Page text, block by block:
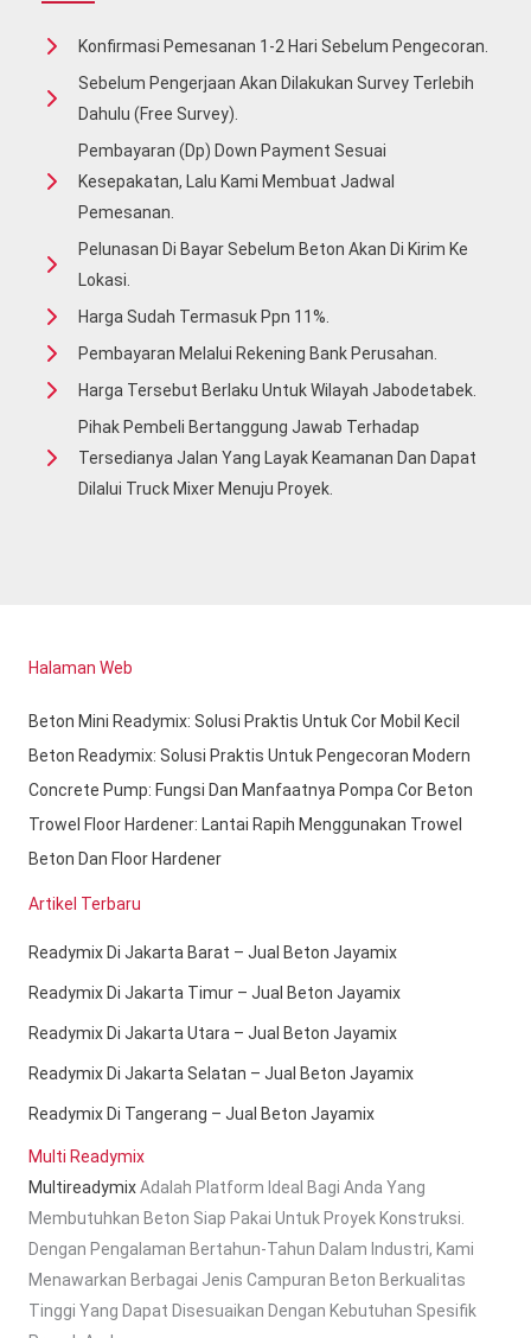
Konfirmasi Pemesanan 1-2 Hari Sebelum Pengecoran.
Sebelum Pengerjaan Akan Dilakukan Survey Terlebih
Dahulu (free Survey).
Pembayaran (Dp) Down Payment Sesuai
Kesepakatan, Lalu Kami Membuat Jadwal
Pemesanan.
Pelunasan Di Bayar Sebelum Beton Akan Di Kirim Ke
Lokasi.
Harga Sudah Termasuk Ppn 11%.
Pembayaran Melalui Rekening Bank Perusahan.
Harga Tersebut Berlaku Untuk Wilayah Jabodetabek.
Pihak Pembeli Bertanggung Jawab Terhadap
Tersedianya Jalan Yang Layak Keamanan Dan Dapat
Dilalui Truck Mixer Menuju Proyek.
Halaman Web
Beton Mini Readymix: Solusi Praktis Untuk Cor Mobil Kecil
Beton Readymix: Solusi Praktis Untuk Pengecoran Modern
Concrete Pump: Fungsi Dan Manfaatnya Pompa Cor Beton
Trowel Floor Hardener: Lantai Rapih Menggunakan Trowel
Beton Dan Floor Hardener
Artikel Terbaru
Readymix Di Jakarta Barat – Jual Beton Jayamix
Readymix Di Jakarta Timur – Jual Beton Jayamix
Readymix Di Jakarta Utara – Jual Beton Jayamix
Readymix Di Jakarta Selatan – Jual Beton Jayamix
Readymix Di Tangerang – Jual Beton Jayamix
Multi Readymix
MultireadymixAdalah Platform Ideal Bagi Anda Yang
Membutuhkan Beton Siap Pakai Untuk Proyek Konstruksi.
Dengan Pengalaman Bertahun-Tahun Dalam Industri, Kami
Menawarkan Berbagai Jenis Campuran Beton Berkualitas
Tinggi Yang Dapat Disesuaikan Dengan Kebutuhan Spesifik